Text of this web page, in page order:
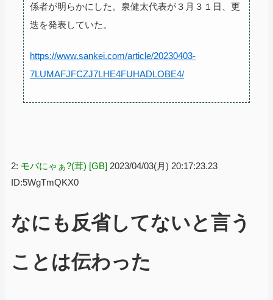
係者が明らかにした。泉健太代表が３月３１日、更
迭を発表していた。
https://www.sankei.com/article/20230403-
7LUMAFJFCZJ7LHE4FUHADLOBE4/
2: モバにゃぁ?(茸) [GB] 2023/04/03(月) 20:17:23.23
ID:5WgTmQKX0
なにも反省してないと言う
ことは伝わった